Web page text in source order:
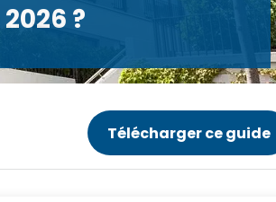
?
Télécharger ce guide